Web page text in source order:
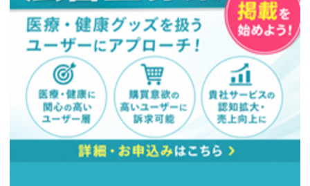
9
1011 12131415
171819 202122
2425262728 29
31
翌月(2026年9月)
火 水 木 金
1
2 3 4
8 9 10
1718 19